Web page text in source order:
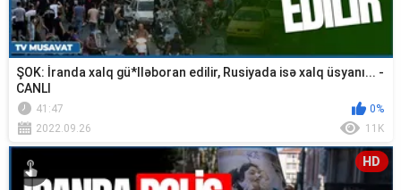
ŞOK: İranda xalq gü*lləboran edilir, Rusiyada isə xalq üsyanı... -
CANLI
41:47
0%
2022.09.26
11K
HD